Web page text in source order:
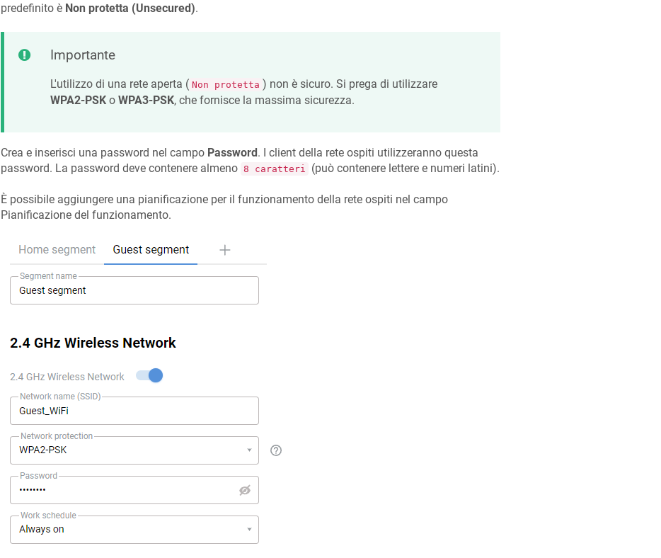
predefinito è Non protetta (Unsecured).
Importante
L'utilizzo di una rete aperta ( Non protetta ) non è sicuro. Si prega di utilizzare
WPA2-PSKo WPA3-PSK, che fornisce la massima sicurezza.
Crea e inserisci una password nel campo Password. I client della rete ospiti utilizzeranno questa
password. La password deve contenere almeno 8 caratteri (può contenere lettere e numeri latini).
È possibile aggiungere una pianificazione per il funzionamento della rete ospiti nel campo
Pianificazione del funzionamento.